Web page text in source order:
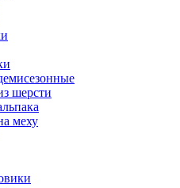
шерсти
меху